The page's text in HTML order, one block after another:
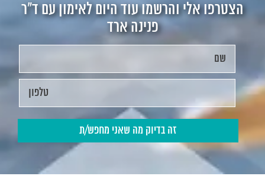
הצטרפו אלי והרשמו עוד היום לאימון עם ד"ר
פנינה ארד